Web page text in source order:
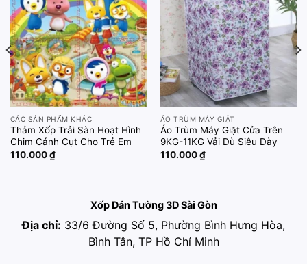
Add to
wishlist
CÁC SẢN PHẨM KHÁC
Thảm Xốp Trải Sàn Hoạt Hình
Chim Cánh Cụt Cho Trẻ Em
110.000₫
Add to
wishlist
ÁO TRÙM MÁY GIẶT
Áo Trùm Máy Giặt Cửa Trên
9KG-11KG Vải Dù Siêu Dày
110.000₫
Xốp Dán Tường 3D Sài Gòn
Địa chỉ: 33/6 Đường Số 5, Phường Bình Hưng Hòa,
Bình Tân, TP Hồ Chí Minh